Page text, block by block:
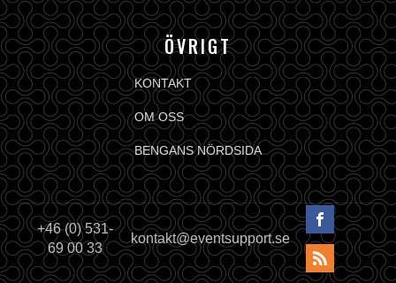
ÖVRIGT
KONTAKT
OM OSS
BENGANS NÖRDSIDA
+46 (0) 531-
69 00 33
kontakt@eventsupport.se